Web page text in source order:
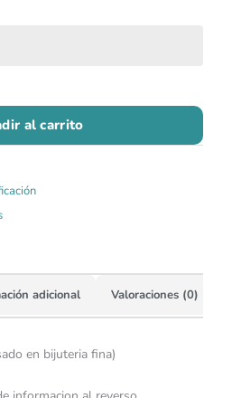
al carrito
adicional Valoraciones (0)
en bijuteria fina)